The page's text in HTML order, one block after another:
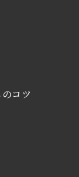
コツ